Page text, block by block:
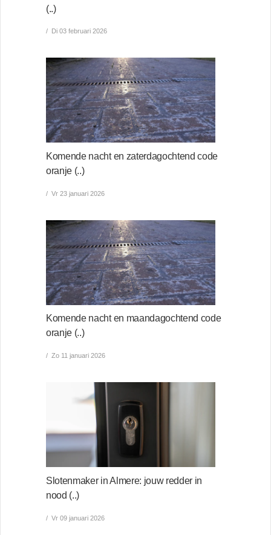
(..)
Di 03 februari 2026
Komende nacht en zaterdagochtend code
oranje (..)
Vr 23 januari 2026
Komende nacht en maandagochtend code
oranje (..)
Zo 11 januari 2026
Slotenmaker in Almere: jouw redder in
nood (..)
Vr 09 januari 2026